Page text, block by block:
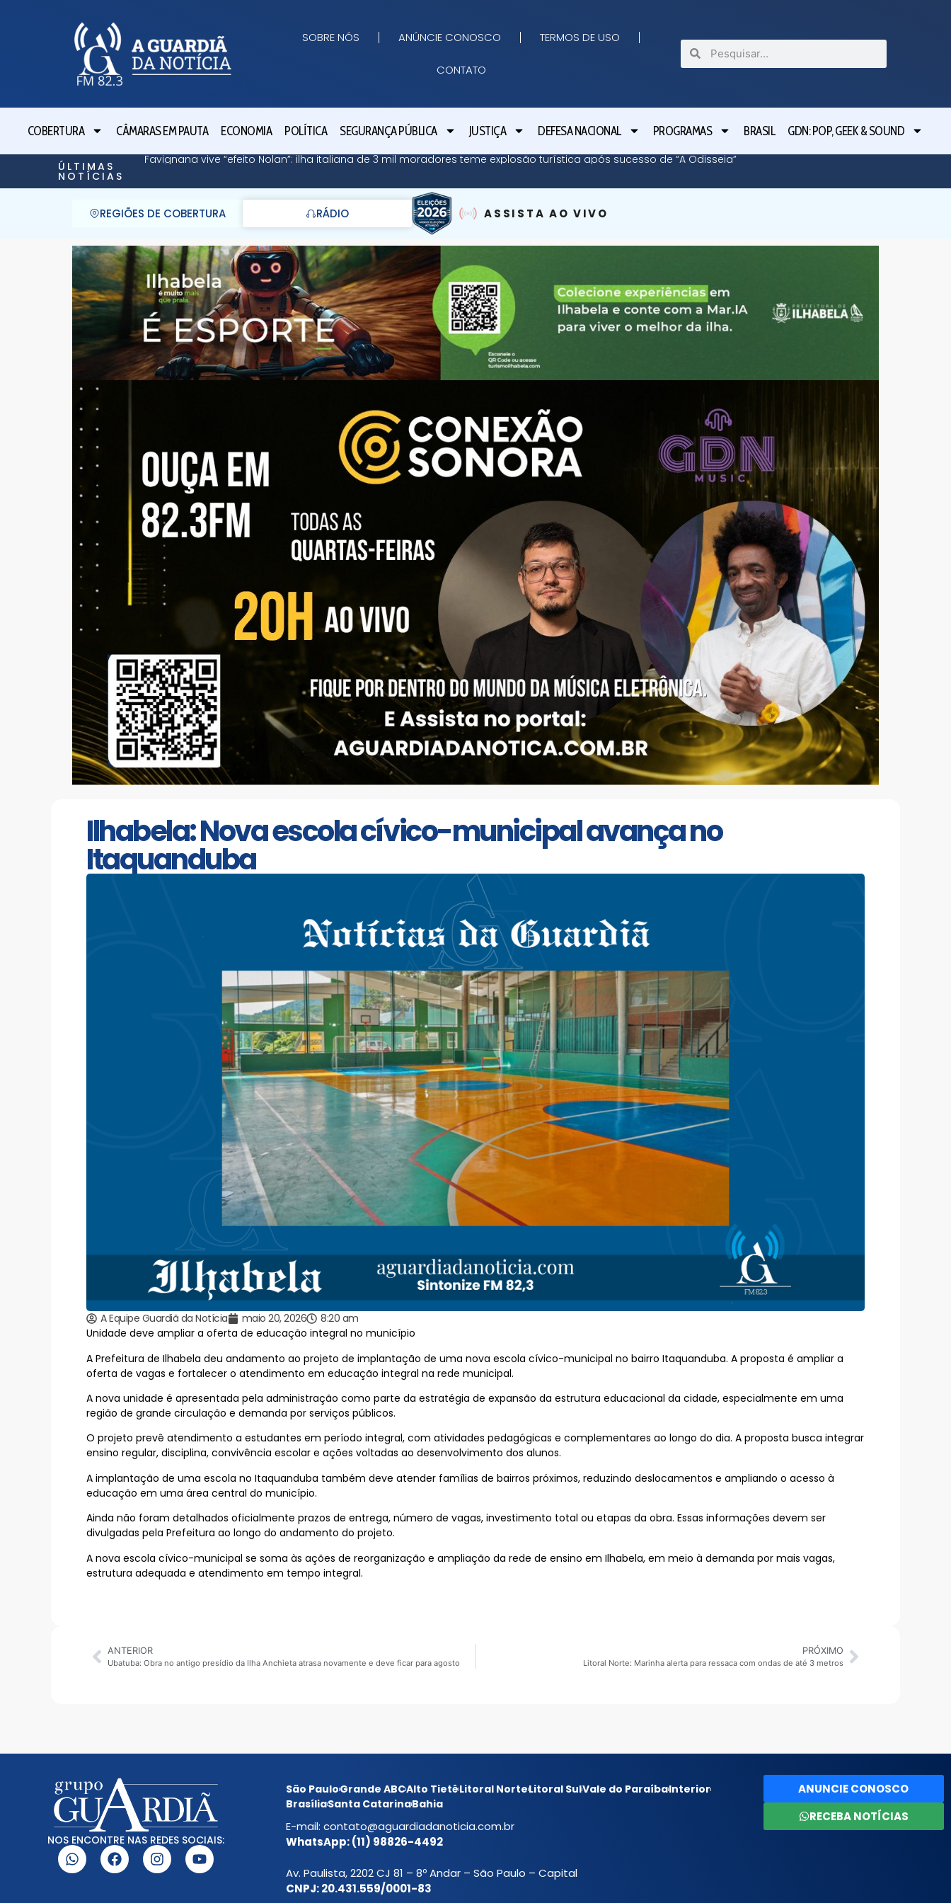
SOBRE NÓS ANÚNCIE CONOSCO TERMOS DE USO
CONTATO
COBERTURA CÂMARAS EM PAUTA ECONOMIA POLÍTICA SEGURANÇA PÚBLICA JUSTIÇA DEFESA NACIONAL PROGRAMAS BRASIL GDN: POP, GEEK & SOUND
ÚLTIMAS
NOTÍCIAS
Favignana vive “efeito Nolan”: ilha italiana de 3 mil moradores teme explosão turística após sucesso de “A Odisseia” Lula
REGIÕES DE COBERTURA RÁDIO ASSISTA AO VIVO
Ilhabela: Nova escola cívico-municipal avança no
Itaquanduba
A Equipe Guardiã da Notícia maio 20, 2026
8:20 am
Unidade deve ampliar a oferta de educação integral no município
A Prefeitura de Ilhabela deu andamento ao projeto de implantação de uma nova escola cívico-municipal no bairro Itaquanduba. A proposta é ampliar a
oferta de vagas e fortalecer o atendimento em educação integral na rede municipal.
A nova unidade é apresentada pela administração como parte da estratégia de expansão da estrutura educacional da cidade, especialmente em uma
região de grande circulação e demanda por serviços públicos.
O projeto prevê atendimento a estudantes em período integral, com atividades pedagógicas e complementares ao longo do dia. A proposta busca integrar
ensino regular, disciplina, convivência escolar e ações voltadas ao desenvolvimento dos alunos.
A implantação de uma escola no Itaquanduba também deve atender famílias de bairros próximos, reduzindo deslocamentos e ampliando o acesso à
educação em uma área central do município.
Ainda não foram detalhados oficialmente prazos de entrega, número de vagas, investimento total ou etapas da obra. Essas informações devem ser
divulgadas pela Prefeitura ao longo do andamento do projeto.
A nova escola cívico-municipal se soma às ações de reorganização e ampliação da rede de ensino em Ilhabela, em meio à demanda por mais vagas,
estrutura adequada e atendimento em tempo integral.
ANTERIOR
Ubatuba: Obra no antigo presídio da Ilha Anchieta atrasa novamente e deve ficar para agosto
PRÓXIMO
Litoral Norte: Marinha alerta para ressaca com ondas de até 3 metros
NOS ENCONTRE NAS REDES SOCIAIS:
São PauloGrande ABCAlto TietêLitoral NorteLitoral SulVale do ParaíbaInterior
BrasíliaSanta CatarinaBahia
E-mail: contato@aguardiadanoticia.com.br
WhatsApp: (11) 98826-4492
Av. Paulista, 2202 CJ 81 – 8º Andar – São Paulo – Capital
CNPJ: 20.431.559/0001-83
ANUNCIE CONOSCO
RECEBA NOTÍCIAS